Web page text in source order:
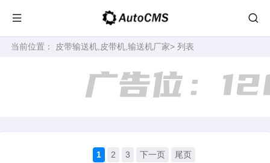
当前位置： 皮带输送机,皮带机,输送机厂家> 列表
1 2 3 下一页 尾页